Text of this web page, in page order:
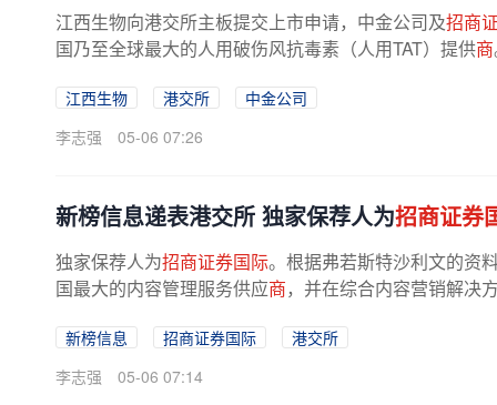
江西生物向港交所主板提交上市申请，中金公司及招商
国乃至全球最大的人用破伤风抗毒素（人用TAT）提供商
江西生物 港交所
中金公司
李志强
05-06 07:26
新榜信息递表港交所 独家保荐人为招商证券
独家保荐人为招商证券国际。根据弗若斯特沙利文的资
国最大的内容管理服务供应商，并在综合内容营销解决
新榜信息 招商证券国际
港交所
李志强
05-06 07:14